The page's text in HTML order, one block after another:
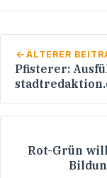
ÄLTERER
Pfisterer:
Rot-Grün